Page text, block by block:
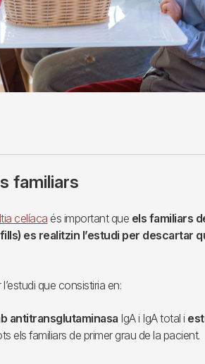
familiars
celíaca és important que els familiars
es realitzin l’estudi per descartar
que consistiria en:
antitransglutaminasa IgA i IgA total i
els familiars de primer grau de la pacient.